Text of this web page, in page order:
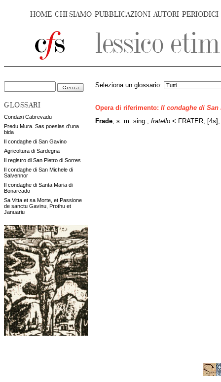
HOME CHI SIAMO PUBBLICAZIONI AUTORI PERIODICI
GLOSSARI
Condaxi Cabrevadu
Predu Mura. Sas poesias d'una
bida
Il condaghe di San Gavino
Agricoltura di Sardegna
Il registro di San Pietro di Sorres
Il condaghe di San Michele di
Salvennor
Il condaghe di Santa Maria di
Bonarcado
Sa Vitta et sa Morte, et Passione
de sanctu Gavinu, Prothu et
Januariu
Seleziona un glossario:
Opera di riferimento: Il condaghe di San
Frade , s. m. sing., fratello < FRATER,